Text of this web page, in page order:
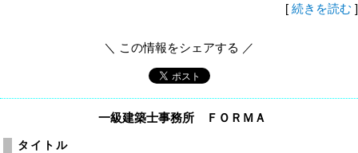
[ 続きを読む ]
＼ この情報をシェアする ／
一級建築士事務所 ＦＯＲＭＡ
タイトル